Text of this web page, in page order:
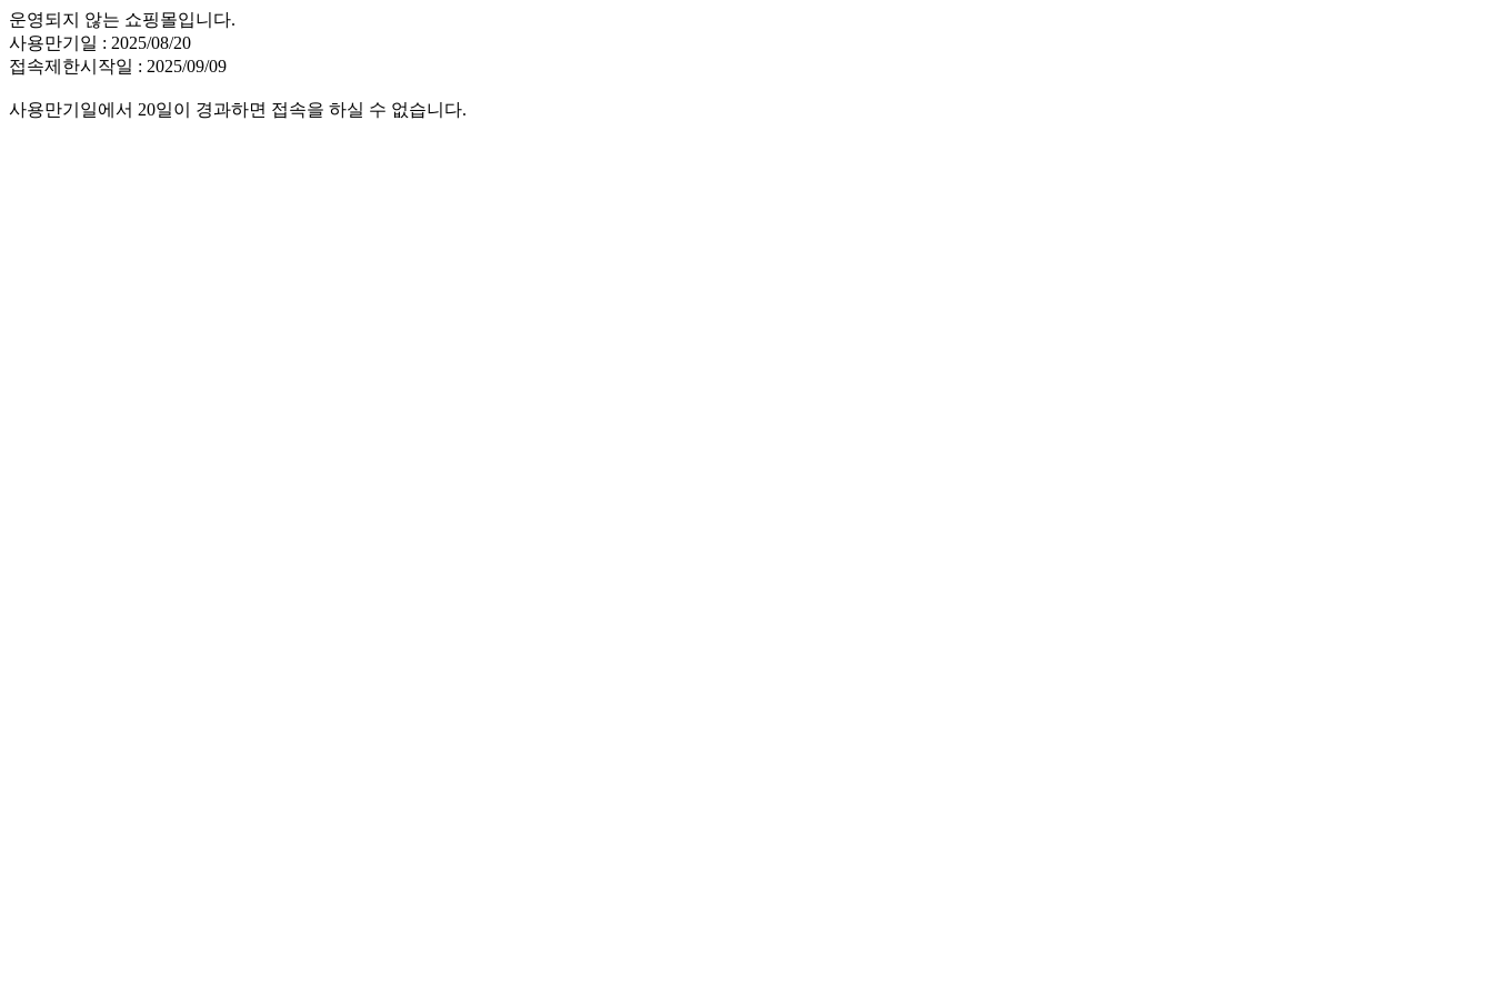
운영되지 않는 쇼핑몰입니다.
사용만기일 : 2025/08/20
접속제한시작일 : 2025/09/09
사용만기일에서 20일이 경과하면 접속을 하실 수 없습니다.